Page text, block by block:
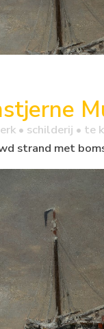
• schilderij • te
strand met